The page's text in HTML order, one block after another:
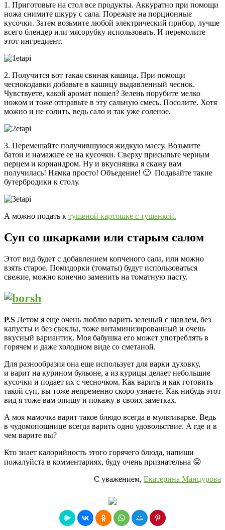
1. Приготовьте на стол все продукты. Аккуратно при помощи
ножа снимите шкуру с сала. Порежьте на порционные
кусочки. Затем возьмите любой электрический прибор, лучше
всего блендер или мясорубку использовать. И перемолите
этот ингредиент.
2. Получится вот такая свиная кашица. При помощи
чеснокодавки добавьте в кашицу выдавленный чеснок.
Чувствуете, какой аромат пошел? Зелень порубите мелко
ножом и тоже отправьте в эту сальную смесь. Посолите. Хотя
можно и не солить, ведь сало и так уже соленое.
3. Перемешайте получившуюся жидкую массу. Возьмите
батон и намажьте ее на кусочки. Сверху присыпьте черным
перцем и кориандром. Ну и вкусняшка я скажу вам
получилась! Нямка просто! Объедение! 🙂 Подавайте такие
бутербродики к столу.
А можно подать к тушеной картошке с тушенкой.
Суп со шкарками или старым салом
Этот вид будет с добавлением копченого сала, или можно
взять старое. Помидорки (томаты) будут использоваться
свежие, можно конечно заменить на томатную пасту.
P.S Летом я еще очень люблю варить зеленый с щавлем, без
капусты и без свеклы, тоже витаминизированный и очень
вкусный вариантик. Моя бабушка его может употреблять в
горячем и даже холодном виде со сметаной.
Для разнообразия она еще использует для варки духовку,
и варит на курином бульоне, а из курицы делает небольшие
кусочки и подает их с чесночком. Как варить и как готовить
такой суп, вы тоже непременно скоро узнаете. Как нибудь этот
вид я тоже вам опишу и покажу в своих заметках.
А моя мамочка варит такое блюдо всегда в мультиварке. Ведь
в чудомопощнице всегда варить одно удовольствие. А где и в
чем варите вы?
Кто знает калорийность этого горячего блюда, напиши
пожалуйста в комментариях, буду очень признательна 😛
С уважением, Екатерина Манцурова